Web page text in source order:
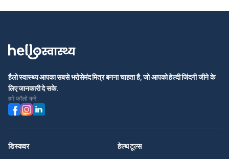
हैलो स्वास्थ्य आपका सबसे भरोसेमंद मित्र बनना चाहता है, जो आपको हेल्दी जिंदगी जीने के
लिए जानकारी दे सके.
हमें फॉलो करें
डिस्कवर हेल्थ टूल्स